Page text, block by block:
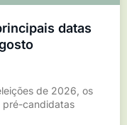
datas
de 2026, os
pré-candidatas